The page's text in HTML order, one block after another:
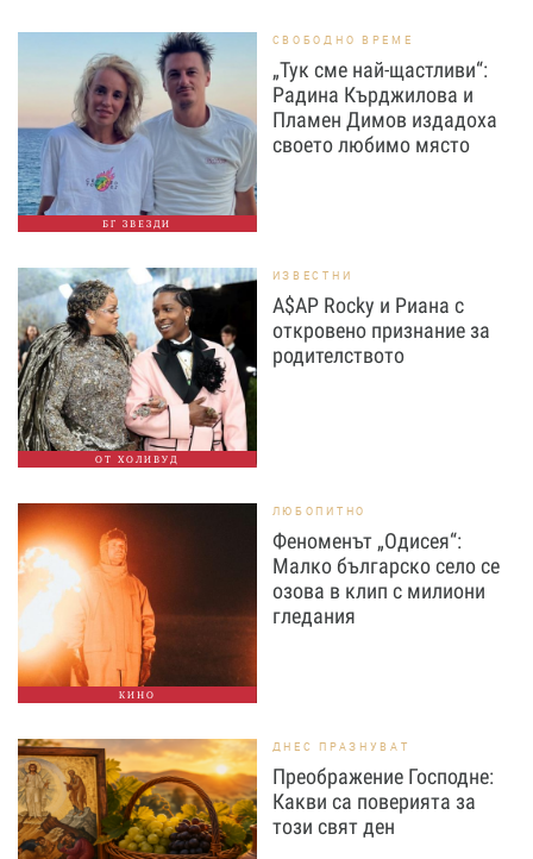
БГ ЗВЕЗДИ
СВОБОДНО ВРЕМЕ
„Тук сме най-щастливи“:
Радина Кърджилова и
Пламен Димов издадоха
своето любимо място
ОТ ХОЛИВУД
ИЗВЕСТНИ
A$AP Rocky и Риана с
откровено признание за
родителството
КИНО
ЛЮБОПИТНО
Феноменът „Одисея“:
Малко българско село се
озова в клип с милиони
гледания
ДНЕС ПРАЗНУВАТ
Преображение Господне:
Какви са поверията за
този свят ден